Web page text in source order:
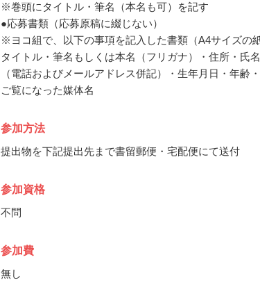
※巻頭にタイトル・筆名（本名も可）を記す
●応募書類（応募原稿に綴じない）
※ヨコ組で、以下の事項を記入した書類（A4サイズの
タイトル・筆名もしくは本名（フリガナ）・住所・氏
（電話およびメールアドレス併記）・生年月日・年齢
ご覧になった媒体名
参加方法
提出物を下記提出先まで書留郵便・宅配便にて送付
参加資格
不問
参加費
無し